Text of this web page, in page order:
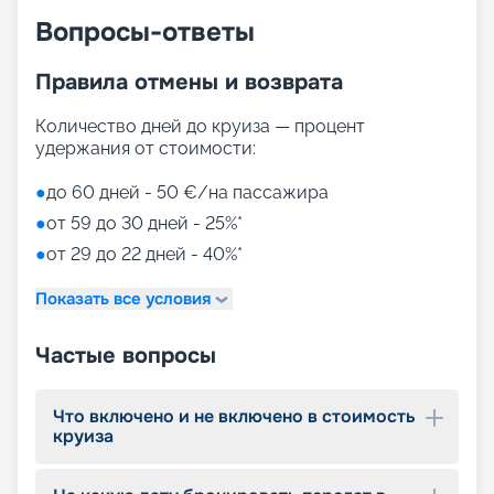
Вопросы-ответы
Правила отмены и возврата
Количество дней до круиза — процент
удержания от стоимости:
●до 60 дней - 50 €/на пассажира
●от 59 до 30 дней - 25%*
●от 29 до 22 дней - 40%*
Показать все условия
Частые вопросы
Что включено и не включено в стоимость
круиза